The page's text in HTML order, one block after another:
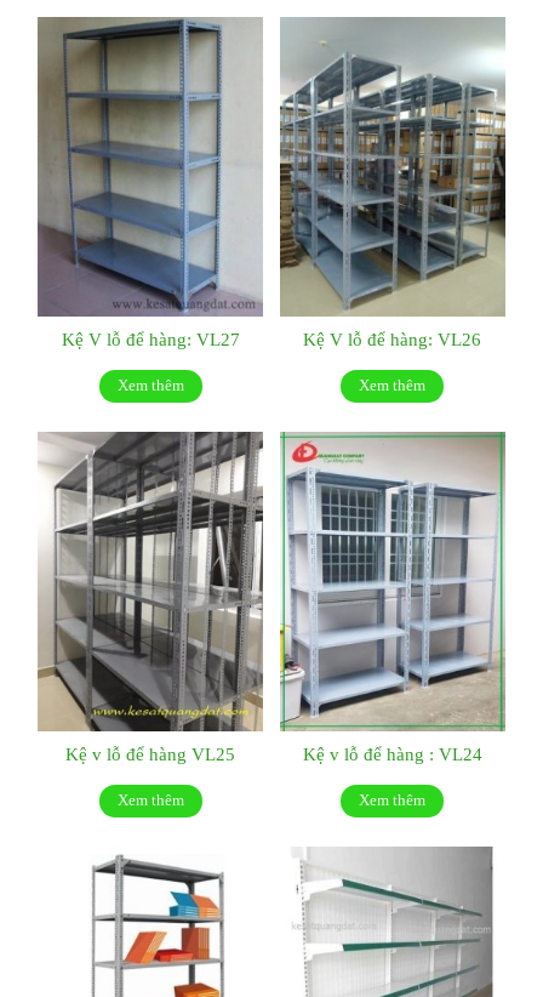
Kệ V lỗ để hàng: VL27
Xem thêm
Kệ V lỗ để hàng: VL26
Xem thêm
Kệ v lỗ để hàng VL25
Xem thêm
Kệ v lỗ để hàng : VL24
Xem thêm